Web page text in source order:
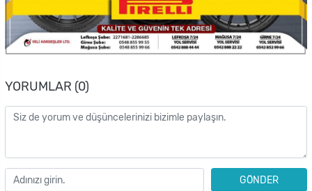
YORUMLAR (0)
GÖNDER